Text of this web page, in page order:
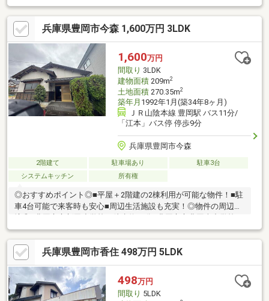
分■豊岡市立豊岡北中学校：徒歩約11分■ミニフレッシュ豊岡下陰
店：徒歩約6分◆ホームライフ不動産◆当日の内覧・ご見学もご
相談ください♪メールやお電話でも各種ご相談を承っております！
『お家探し』『ご売却』『リフォーム』『新築』などのご相談は
『アーキホームライフ不動産』におまかせ下さい！
兵庫県豊岡市今森 1,600万円 3LDK
1,600万円
間取り 3LDK
建物面積209m2
土地面積270.35m2
築年月 1992年1月(築34年8ヶ月)
ＪＲ山陰本線 豊岡駅 バス11分/
「江本」バス停 停歩9分
兵庫県豊岡市今森
2階建て 駐車場あり
駐車3台
システムキッチン
所有権
◎おすすめポイント◎■平屋＋2階建の2棟利用が可能な物件！■駐
車4台可能で来客時も安心■周辺生活施設も充実！◎物件の周辺環
自転車約8分■フレッシュバザール江本店：徒歩約4分■ファミリー
マート豊岡江本店：徒歩約8分◆ホームライフ不動産◆当日の内
覧・ご見学もご相談ください♪メールやお電話でも各種ご相談を承
っております！『お家探し』『ご売却』『リフォーム』『新築』
などのご相談は『アーキホームライフ不動産』におまかせ下さ
い！
兵庫県豊岡市香住 498万円 5LDK
498万円
間取り 5LDK